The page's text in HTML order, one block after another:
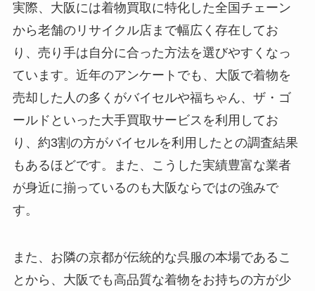
実際、大阪には着物買取に特化した全国チェーン
から老舗のリサイクル店まで幅広く存在してお
り、売り手は自分に合った方法を選びやすくなっ
ています。近年のアンケートでも、大阪で着物を
売却した人の多くがバイセルや福ちゃん、ザ・ゴ
ールドといった大手買取サービスを利用してお
り、約3割の方がバイセルを利用したとの調査結果
もあるほどです。また、こうした実績豊富な業者
が身近に揃っているのも大阪ならではの強みで
す。
また、お隣の京都が伝統的な呉服の本場であるこ
とから、大阪でも高品質な着物をお持ちの方が少